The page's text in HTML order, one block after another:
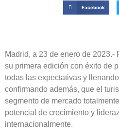
Facebook
Madrid, a 23 de enero de 2023.-
su primera edición con éxito de
todas las expectativas y
confirmando además, que el
segmento de mercado
potencial de crecimiento y
internacionalmente.